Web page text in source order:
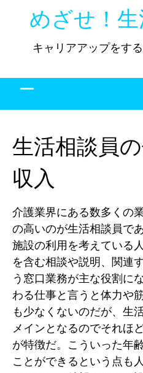
めざせ！生
キャリアアップをす
生活相談員
収入
介護業界にある数多くの
の高いのが生活相談員で
施設の利用を考えている
を含む相談や説明、関連
う窓口業務が主な役割に
わる仕事と言うと体力や
も少なくないのだが、生
メインとなるのでそれほ
が特徴だ。こういった年
ことができるという点も